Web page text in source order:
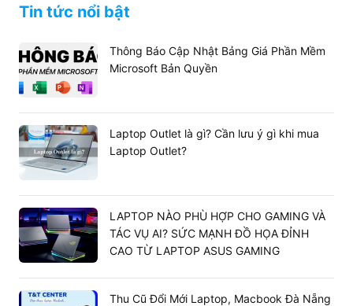
Tin tức nổi bật
Thông Báo Cập Nhật Bảng Giá Phần Mềm
Microsoft Bản Quyền
Laptop Outlet là gì? Cần lưu ý gì khi mua
Laptop Outlet?
LAPTOP NÀO PHÙ HỢP CHO GAMING VÀ
TÁC VỤ AI? SỨC MẠNH ĐỒ HỌA ĐỈNH
CAO TỪ LAPTOP ASUS GAMING
Thu Cũ Đổi Mới Laptop, Macbook Đà Nẵng